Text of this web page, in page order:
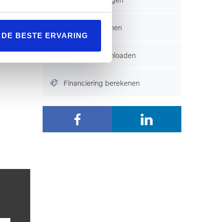
BESTE ERVARING
Contact opnemen
Brochure downloaden
Financiering berekenen